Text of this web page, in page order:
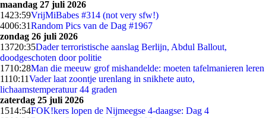
maandag 27 juli 2026
1423:59VrijMiBabes #314 (not very sfw!)
4006:31Random Pics van de Dag #1967
zondag 26 juli 2026
13720:35Dader terroristische aanslag Berlijn, Abdul Ballout,
doodgeschoten door politie
1710:28Man die meeuw grof mishandelde: moeten tafelmanieren leren
1110:11Vader laat zoontje urenlang in snikhete auto,
lichaamstemperatuur 44 graden
zaterdag 25 juli 2026
1514:54FOK!kers lopen de Nijmeegse 4-daagse: Dag 4